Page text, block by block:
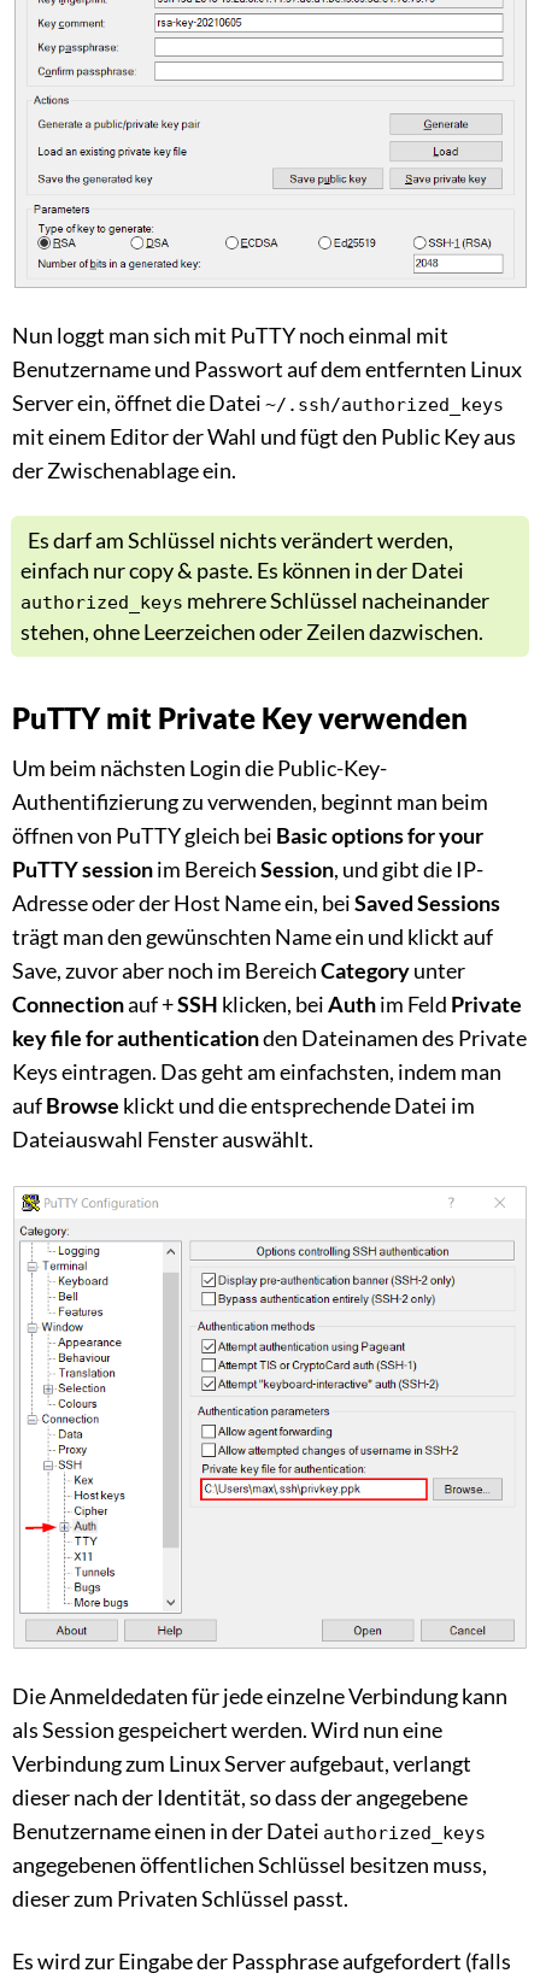
Nun loggt man sich mit PuTTY noch einmal mit
Benutzername und Passwort auf dem entfernten Linux
Server ein, öffnet die Datei ~/.ssh/authorized_keys
mit einem Editor der Wahl und fügt den Public Key aus
der Zwischenablage ein.
Es darf am Schlüssel nichts verändert werden,
einfach nur copy & paste. Es können in der Datei
authorized_keys mehrere Schlüssel nacheinander
stehen, ohne Leerzeichen oder Zeilen dazwischen.
PuTTY mit Private Key verwenden
Um beim nächsten Login die Public-Key-
Authentifizierung zu verwenden, beginnt man beim
öffnen von PuTTY gleich bei Basic options for your
PuTTY sessionim BereichSession, und gibt die IP-
Adresse oder der Host Name ein, beiSaved Sessions
trägt man den gewünschten Name ein und klickt auf
Save, zuvor aber noch im BereichCategoryunter
Connectionauf +SSH klicken, beiAuthim Feld Private
key file for authenticationden Dateinamen des Private
Keys eintragen. Das geht am einfachsten, indem man
aufBrowse klickt und die entsprechende Datei im
Dateiauswahl Fenster auswählt.
Die Anmeldedaten für jede einzelne Verbindung kann
als Session gespeichert werden. Wird nun eine
Verbindung zum Linux Server aufgebaut, verlangt
dieser nach der Identität, so dass der angegebene
Benutzername einen in der Datei authorized_keys
angegebenen öffentlichen Schlüssel besitzen muss,
dieser zum Privaten Schlüssel passt.
Es wird zur Eingabe der Passphrase aufgefordert (falls